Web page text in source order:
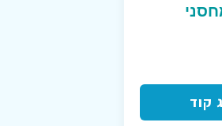
במחסני
קוד